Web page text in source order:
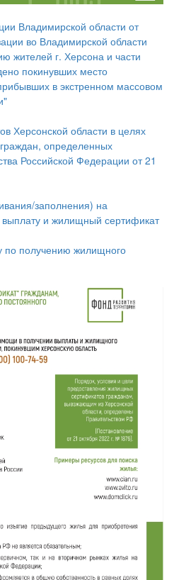
Владимирской области от
во Владимирской области
жителей г. Херсона и части
покинувших место
в экстренном массовом
Херсонской области в целях
определенных
Российской Федерации от 21
заполнения) на
ыплату и жилищный сертификат
по получению жилищного